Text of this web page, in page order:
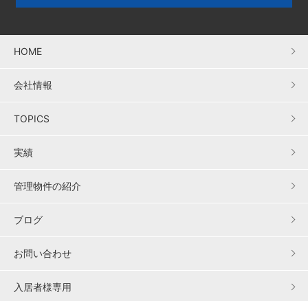
HOME
会社情報
TOPICS
実績
管理物件の紹介
ブログ
お問い合わせ
入居者様専用